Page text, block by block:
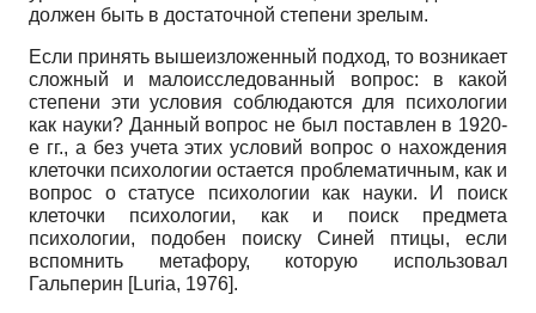
должен быть в достаточной степени зрелым.
Если принять вышеизложенный подход, то возникает
сложный и малоисследованный вопрос: в какой
степени эти условия соблюдаются для психологии
как науки? Данный вопрос не был поставлен в 1920-
е гг., а без учета этих условий вопрос о нахождения
клеточки психологии остается проблематичным, как и
вопрос о статусе психологии как науки. И поиск
клеточки психологии, как и поиск предмета
психологии, подобен поиску Синей птицы, если
вспомнить метафору, которую использовал
Гальперин [Luria, 1976].